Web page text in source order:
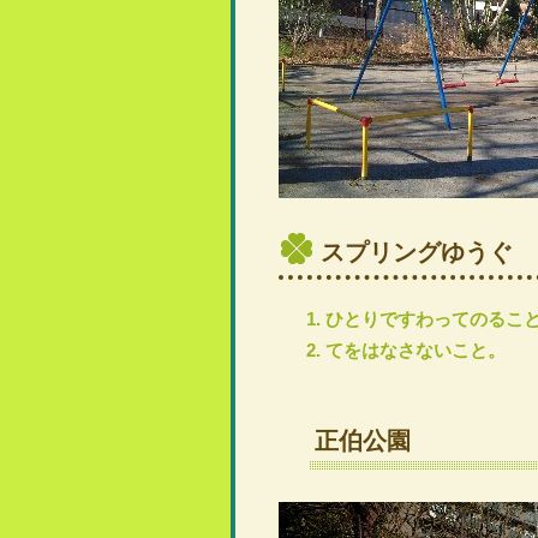
スプリングゆうぐ
ひとりですわってのるこ
てをはなさないこと。
正伯公園